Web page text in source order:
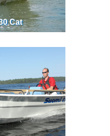
Cat